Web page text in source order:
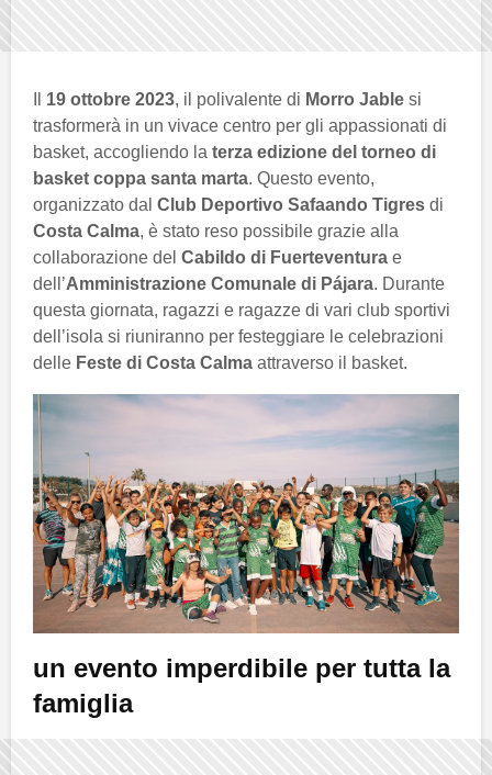
19 ottobre 2023, il polivalente di Morro Jable si
trasformerà in un vivace centro per gli appassionati di
basket, accogliendo la terza edizione del torneo di
basket coppa santa marta. Questo evento,
organizzato dal Club Deportivo Safaando Tigres di
Costa Calma, è stato reso possibile grazie alla
collaborazione del Cabildo di Fuerteventura e
dell’Amministrazione Comunale di Pájara. Durante
questa giornata, ragazzi e ragazze di vari club sportivi
dell’isola si riuniranno per festeggiare le celebrazioni
delle Feste di Costa Calma attraverso il basket.
un evento imperdibile per tutta la
famiglia